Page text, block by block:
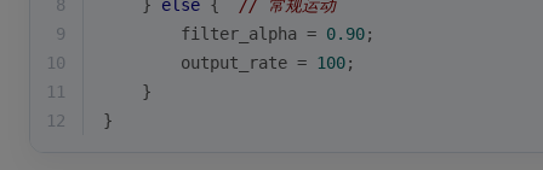
8
    }
else { // 常规运动
9
        filter_alpha =
0.90;
10
        output_rate =
100;
11
    }
12
}